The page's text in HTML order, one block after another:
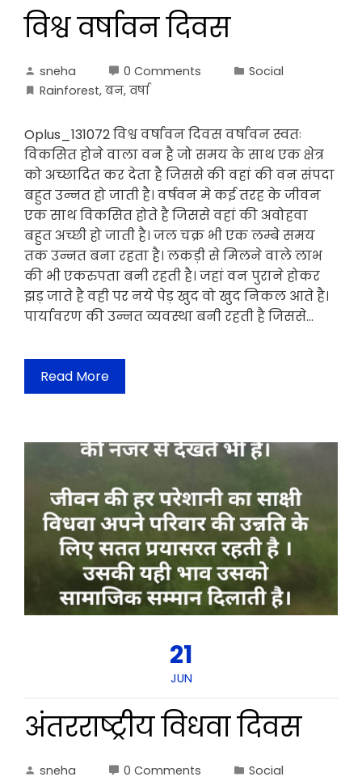
विश्व वर्षावन दिवस
sneha 0 Comments
Social
Rainforest, बन, वर्षा
Oplus_131072 विश्व वर्षावन दिवस वर्षावन स्वतः
विकसित होने वाला वन है जो समय के साथ एक क्षेत्र
को अच्छादित कर देता है जिससे की वहां की वन संपदा
बहुत उन्नत हो जाती है। वर्षवन मे कई तरह के जीवन
एक साथ विकसित होते है जिससे वहां की अवोहवा
बहुत अच्छी हो जाती है। जल चक्र भी एक लम्बे समय
तक उन्नत बना रहता है। लकड़ी से मिलने वाले लाभ
की भी एकरुपता बनी रहती है। जहां वन पुराने होकर
झड़ जाते है वही पर नये पेड़ खुद वो खुद निकल आते है।
पार्यावरण की उन्नत व्यवस्था बनी रहती है जिससे…
Read More
21
JUN
अंतरराष्ट्रीय विधवा दिवस
sneha 0 Comments
Social